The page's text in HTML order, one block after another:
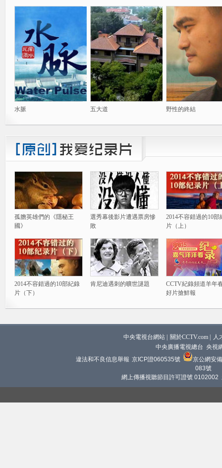
水脈 五大道 野性的終結
孤膽英雄們的《隱秘王
國》
選秀幕後影片遭遇票房慘
敗
2014不容錯過的10部
片（上）
2014不容錯過的10部紀錄
片（下）
肯尼迪遇刺的曠世謎題
CCTV紀錄頻道羊年
好片搶鮮報
中央電視台網站 關於CCTV.com
人
中央廣播電視總台 央視
違法和不良信息舉報 京ICP證060535號
京公網安
083號
網上傳播視聽節目許可證號 0102002